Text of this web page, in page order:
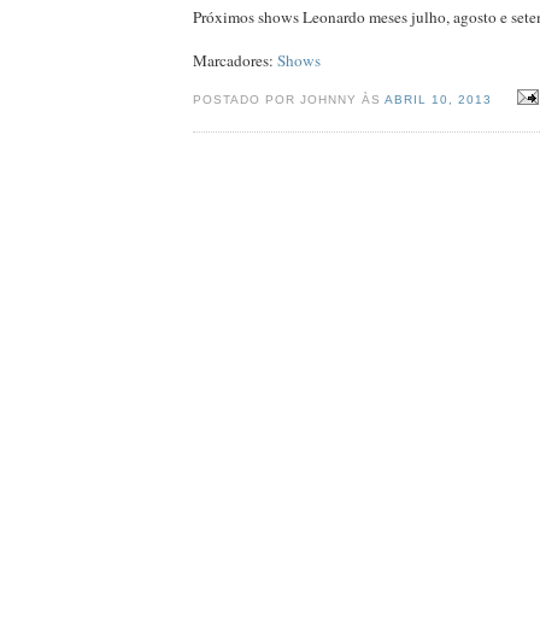
Próximos shows Leonardo meses julho, agosto e
Marcadores: Shows
POSTADO POR JOHNNY ÀSABRIL 10, 2013